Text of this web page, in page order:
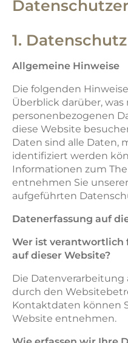
1.
Allgemeine Hinweise
Die folgenden
Überblick darüber,
personenbezogenen
diese Website
Daten sind alle Daten,
identifiziert werden
Informationen zum
entnehmen Sie
aufgeführten
Datenerfassung auf
Wer ist verantwortlich
auf dieser Website?
Die Datenverarbeitung
durch den
Kontaktdaten können
Website entnehmen.